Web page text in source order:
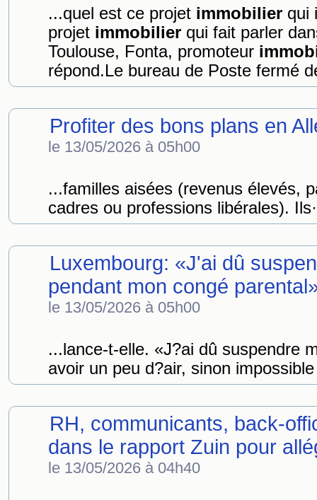
...quel est ce projet immobilier qui
projet immobilier qui fait parler
Toulouse, Fonta, promoteur
répond.Le bureau de Poste fermé
Profiter des bons plans en
le 13/05/2026 à 05h00
...familles aisées (revenus élevés,
cadres ou professions libérales).
Luxembourg: «J'ai dû
pendant mon congé
le 13/05/2026 à 05h00
...lance-t-elle. «J?ai dû suspendre
avoir un peu d?air, sinon
RH, communicants, back-
dans le rapport Zuin pour
le 13/05/2026 à 04h40